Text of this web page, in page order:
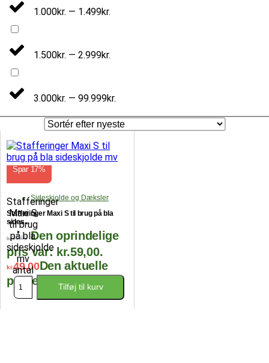
1.000kr. — 1.499kr.
1.500kr. — 2.999kr.
3.000kr. — 99.999kr.
Spar 17%
Sideskjolde og Dæksler
Stafferinger Maxi S til brug på bla
sides...
kr.59,00 Den oprindelige
pris var: kr.59,00.
kr.49,00Den aktuelle
pris er: kr.49,00.
Stafferinger
Maxi S
til brug
på bla
sideskjolde
mv
antal
Tilføj til kurv